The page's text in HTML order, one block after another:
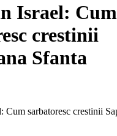
Israel: Cum
crestinii
Sfanta